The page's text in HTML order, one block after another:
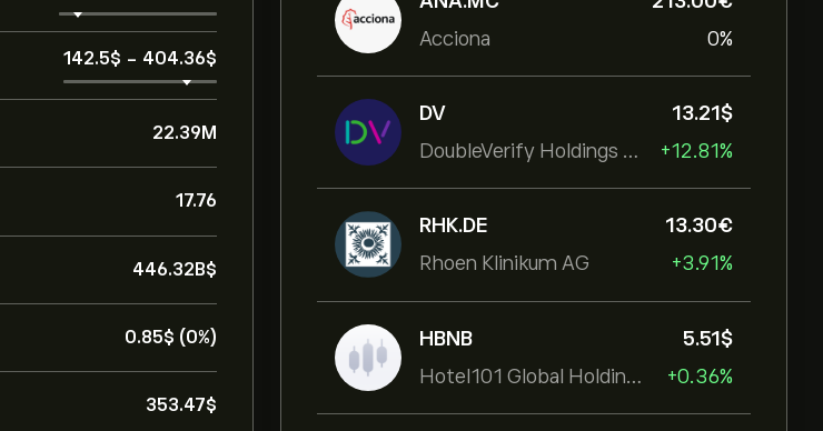
Acciona
0%
DV
DoubleVerify Holdings Inc
13.21‎$‎
+12.81%
RHK.DE
Rhoen Klinikum AG
13.30‎€‎
+3.91%
HBNB
Hotel101 Global Holdings Corp
5.51‎$‎
+0.36%
142.5‎$‎ - 404.36‎$‎
22.39M
17.76
446.32B‎$‎
0.85‎$‎ (0%)
353.47‎$‎